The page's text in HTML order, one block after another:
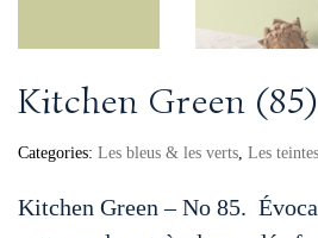
Kitchen Green (85)
Categories: Les bleus & les verts, Les
Kitchen Green – No 85.